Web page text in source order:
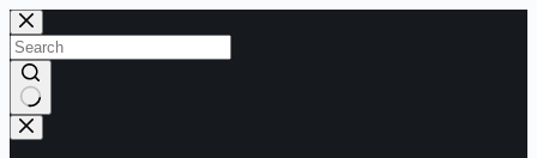
Skip
to
content
No
results